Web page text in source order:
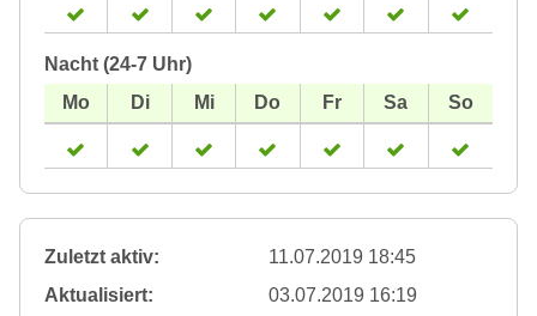
Nacht (24-7 Uhr)
Zuletzt aktiv:
11.07.2019 18:45
Aktualisiert:
03.07.2019 16:19